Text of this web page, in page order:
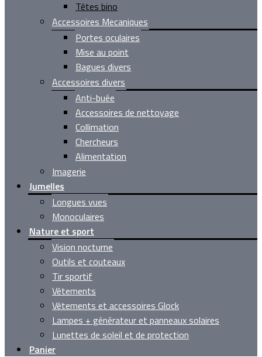
Têtes bino
Accessoires Mecaniques
Portes oculaires
Mise au point
Bagues divers
Accessoires divers
Anti-buée
Accessoires de nettoyage
Collimation
Chercheurs
Alimentation
Imagerie
Jumelles
Longues vues
Monoculaires
Nature et sport
Vision nocturne
Outils et couteaux
Tir sportif
Vêtements
Vêtements et accessoires Glock
Lampes + générateur et panneaux solaires
Lunettes de soleil et de protection
Panier